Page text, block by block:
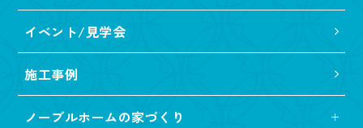
イベント/見学会
施工事例
ノーブルホームの家づくり